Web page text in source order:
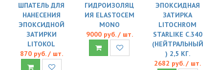
ШПАТЕЛЬ ДЛЯ
НАНЕСЕНИЯ
ЭПОКСИДНОЙ
ЗАТИРКИ
LITOKOL
870 руб. / шт.
ГИДРОИЗОЛЯЦ
ИЯ ELASTOCEM
MONO
9000 руб. / шт.
ЭПОКСИДНАЯ
ЗАТИРКА
LITOCHROM
STARLIKE C.340
(НЕЙТРАЛЬНЫЙ
) 2,5 КГ.
2682 руб. / шт.